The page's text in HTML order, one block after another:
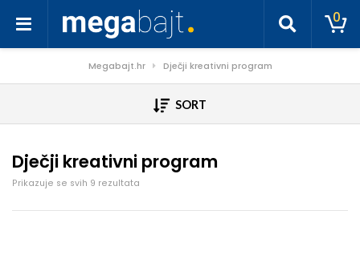
0
Megabajt.hr Dječji kreativni program
SORT
Dječji kreativni program
Prikazuje se svih 9 rezultata